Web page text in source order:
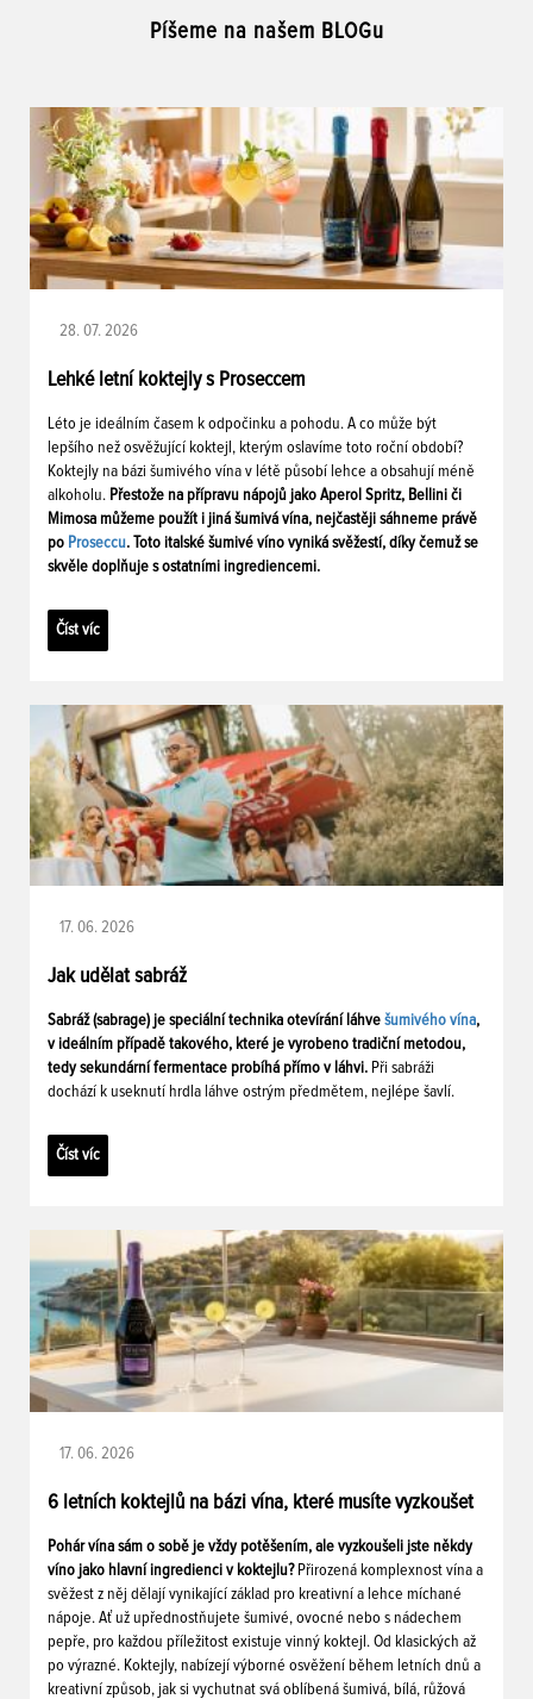
Píšeme na našem BLOGu
28. 07. 2026
Lehké letní koktejly s Proseccem
Léto je ideálním časem k odpočinku a pohodu. A co může být
lepšího než osvěžující koktejl, kterým oslavíme toto roční období?
Koktejly na bázi šumivého vína v létě působí lehce a obsahují méně
alkoholu. Přestože na přípravu nápojů jako Aperol Spritz, Bellini či
Mimosa můžeme použít i jiná šumivá vína, nejčastěji sáhneme právě
po Proseccu. Toto italské šumivé víno vyniká svěžestí, díky čemuž se
skvěle doplňuje s ostatními ingrediencemi.
Číst víc
17. 06. 2026
Jak udělat sabráž
Sabráž (sabrage) je speciální technika otevírání láhve šumivého vína,
v ideálním případě takového, které je vyrobeno tradiční metodou,
tedy sekundární fermentace probíhá přímo v láhvi. Při sabráži
dochází k useknutí hrdla láhve ostrým předmětem, nejlépe šavlí.
Číst víc
17. 06. 2026
6 letních koktejlů na bázi vína, které musíte vyzkoušet
Pohár vína sám o sobě je vždy potěšením, ale vyzkoušeli jste někdy
víno jako hlavní ingredienci v koktejlu? Přirozená komplexnost vína a
svěžest z něj dělají vynikající základ pro kreativní a lehce míchané
nápoje. Ať už upřednostňujete šumivé, ovocné nebo s nádechem
pepře, pro každou příležitost existuje vinný koktejl. Od klasických až
po výrazné. Koktejly, nabízejí výborné osvěžení během letních dnů a
kreativní způsob, jak si vychutnat svá oblíbená šumivá, bílá, růžová